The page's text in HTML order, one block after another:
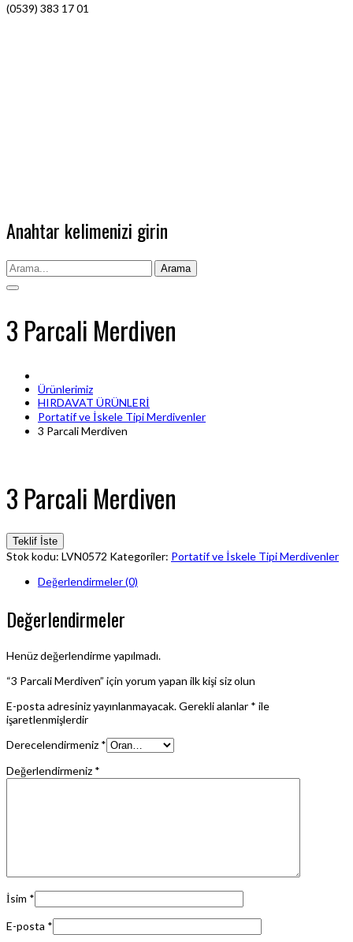
(0539) 383 17 01
Anahtar kelimenizi girin
Arama
3 Parcali Merdiven
Ürünlerimiz
HIRDAVAT ÜRÜNLERİ
Portatif ve İskele Tipi Merdivenler
3 Parcali Merdiven
3 Parcali Merdiven
Teklif İste
Stok kodu: LVN0572 Kategoriler: Portatif ve İskele Tipi Merdivenler
Değerlendirmeler (0)
Değerlendirmeler
Henüz değerlendirme yapılmadı.
“3 Parcali Merdiven” için yorum yapan ilk kişi siz olun
E-posta adresiniz yayınlanmayacak.Gerekli alanlar * ile
işaretlenmişlerdir
Derecelendirmeniz *
Değerlendirmeniz *
İsim *
E-posta *